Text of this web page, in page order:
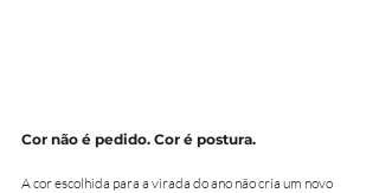
Cor não é pedido. Cor é postura.
A cor escolhida para a virada do ano não cria um novo